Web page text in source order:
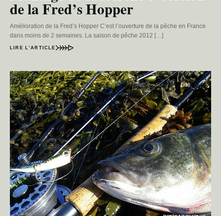
de la Fred’s Hopper
Amélioration de la Fred’s Hopper C’est l’ouverture de la pêche en France
dans moins de 2 semaines. La saison de pêche 2012 […]
LIRE L’ARTICLE